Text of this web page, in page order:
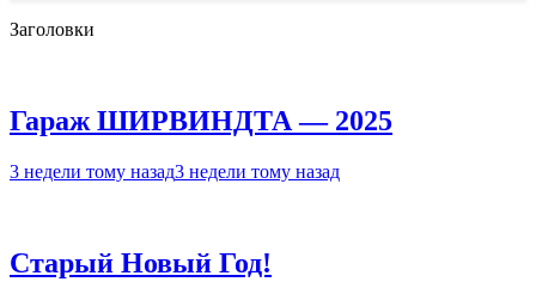
Заголовки
Гараж ШИРВИНДТА — 2025
3 недели тому назад3 недели тому назад
Старый Новый Год!